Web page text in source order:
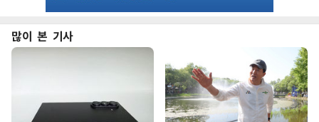
많이 본 기사